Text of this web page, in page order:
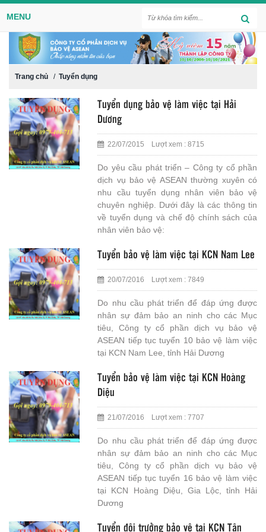
MENU
Trang chủ / Tuyển dụng
Tuyển dụng bảo vệ làm việc tại Hải
Dương
22/07/2015 Lượt xem : 8715
Do yêu cầu phát triển – Công ty cổ phần
dịch vụ bảo vệ ASEAN thường xuyên có
nhu cầu tuyển dụng nhân viên bảo vệ
chuyên nghiệp. Dưới đây là các thông tin
về tuyển dụng và chế độ chính sách của
nhân viên bảo vệ:
Tuyển bảo vệ làm việc tại KCN Nam Lee
20/07/2016 Lượt xem : 7849
Do nhu cầu phát triển để đáp ứng được
nhân sự đảm bảo an ninh cho các Mục
tiêu, Công ty cổ phần dịch vụ bảo vệ
ASEAN tiếp tục tuyển 10 bảo vệ làm việc
tại KCN Nam Lee, tỉnh Hải Dương
Tuyển bảo vệ làm việc tại KCN Hoàng
Diệu
21/07/2016 Lượt xem : 7707
Do nhu cầu phát triển để đáp ứng được
nhân sự đảm bảo an ninh cho các Mục
tiêu, Công ty cổ phần dịch vụ bảo vệ
ASEAN tiếp tục tuyển 16 bảo vệ làm việc
tại KCN Hoàng Diệu, Gia Lộc, tỉnh Hải
Dương
Tuyển đội trưởng bảo vệ tại KCN Tân